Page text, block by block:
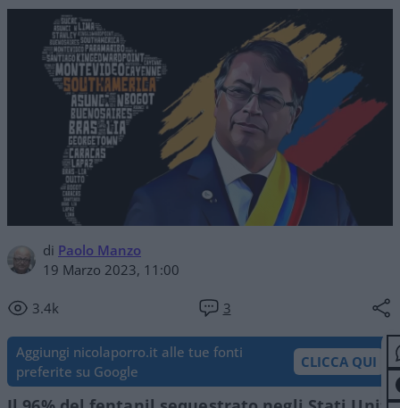
di Paolo Manzo
19 Marzo 2023, 11:00
3.4k 3
Aggiungi nicolaporro.it alle tue fonti
preferite su Google
CLICCA QUI